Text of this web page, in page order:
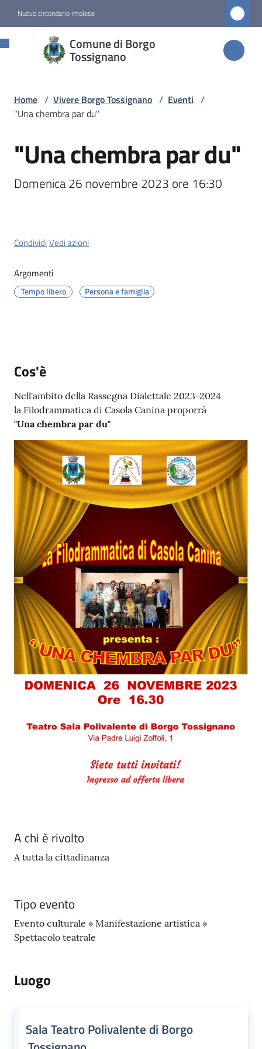
Nuovo circondario imolese
Comune di Borgo
Tossignano
Comune di
Borgo
Novità
Servizi
Tossignano
line
Prenotazioni
Tutti
gli
argomenti
Home / Vivere Borgo Tossignano / Eventi /
"Una chembra par du"
Salta al contenuto
"Una chembra par du"
Domenica 26 novembre 2023 ore 16:30
CondividiVedi azioni
Argomenti
Tempo libero Persona e famiglia
Cos'è
Nell'ambito della Rassegna Dialettale 2023-2024
la Filodrammatica di Casola Canina proporrà
"Una chembra par du"
A chi è rivolto
A tutta la cittadinanza
Tipo evento
Evento culturale » Manifestazione artistica »
Spettacolo teatrale
Luogo
Sala Teatro Polivalente di Borgo